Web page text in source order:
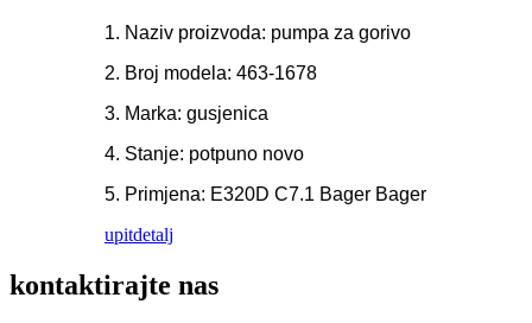
1. Naziv proizvoda: pumpa za gorivo
2. Broj modela: 463-1678
3. Marka: gusjenica
4. Stanje: potpuno novo
5. Primjena: E320D C7.1 Bager Bager
upitdetalj
kontaktirajte nas